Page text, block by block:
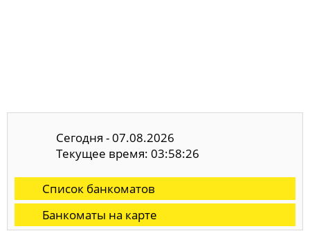
Сегодня - 07.08.2026
Текущее время: 03:58:27
Список банкоматов
Банкоматы на карте